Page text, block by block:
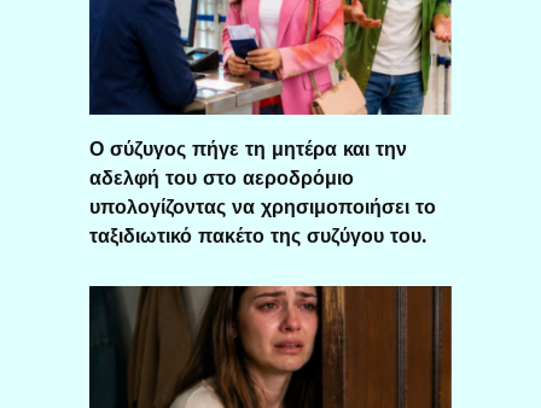
Ο σύζυγος πήγε τη μητέρα και την
αδελφή του στο αεροδρόμιο
υπολογίζοντας να χρησιμοποιήσει το
ταξιδιωτικό πακέτο της συζύγου του.